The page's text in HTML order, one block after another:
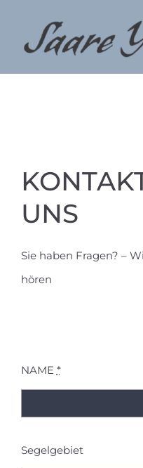
UNS
Sie haben Fragen? –
hören
NAME *
Segelgebiet